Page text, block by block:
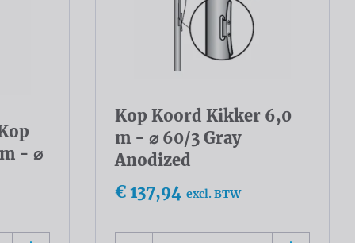
- ⌀
Kop Koord Kikker 6,0
m - ⌀ 60/3 Gray
Anodized
€ 137,94 excl. BTW